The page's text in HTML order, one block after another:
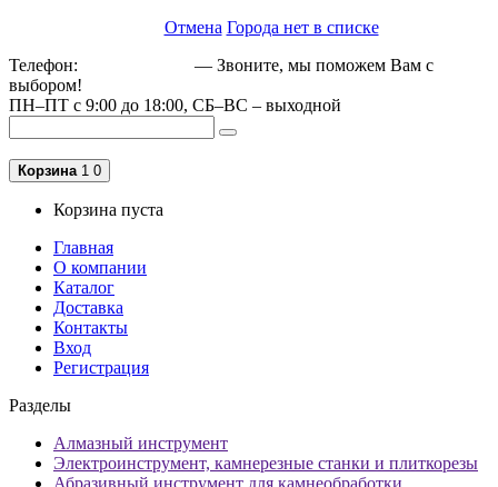
Отмена Города нет в списке
Телефон:
— Звоните, мы поможем Вам с
выбором!
ПН–ПТ с 9:00 до 18:00, СБ–ВС – выходной
Корзина 1 0
Корзина пуста
Главная
О компании
Каталог
Доставка
Контакты
Вход
Регистрация
Разделы
Алмазный инструмент
Электроинструмент, камнерезные станки и плиткорезы
Абразивный инструмент для камнеобработки